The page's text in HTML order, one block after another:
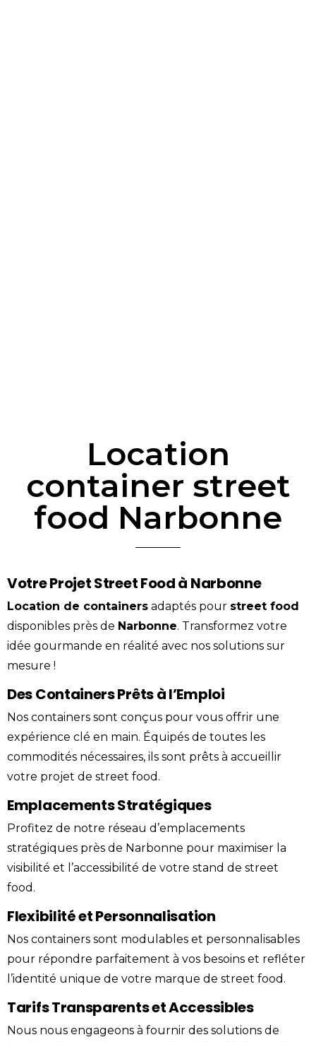
Location
container street
food Narbonne
Votre Projet Street Food à Narbonne
Location de containers adaptés pour street food
disponibles près de Narbonne. Transformez votre
idée gourmande en réalité avec nos solutions sur
mesure !
Des Containers Prêts à l’Emploi
Nos containers sont conçus pour vous offrir une
expérience clé en main. Équipés de toutes les
commodités nécessaires, ils sont prêts à accueillir
votre projet de street food.
Emplacements Stratégiques
Profitez de notre réseau d’emplacements
stratégiques près de Narbonne pour maximiser la
visibilité et l’accessibilité de votre stand de street
food.
Flexibilité et Personnalisation
Nos containers sont modulables et personnalisables
pour répondre parfaitement à vos besoins et refléter
l’identité unique de votre marque de street food.
Tarifs Transparents et Accessibles
Nous nous engageons à fournir des solutions de